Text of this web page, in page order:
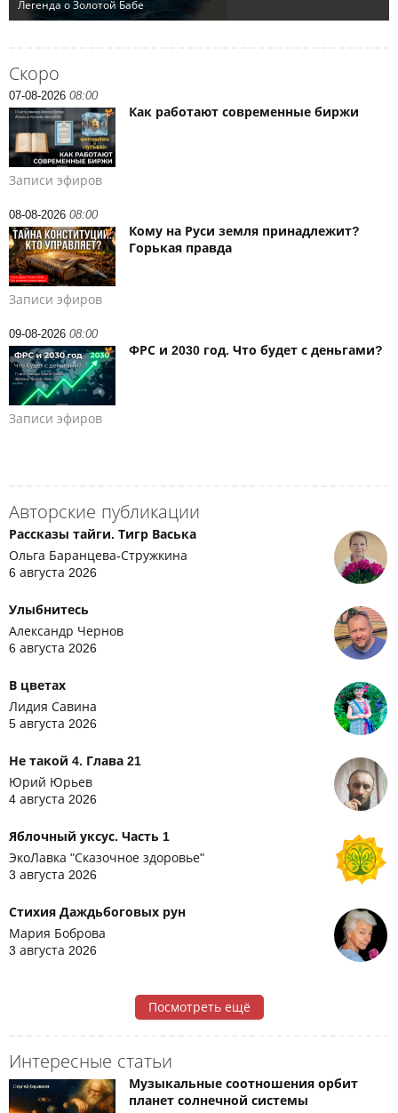
Скоро
07-08-2026 08:00
Как работают современные биржи
Записи эфиров
08-08-2026 08:00
Кому на Руси земля принадлежит?
Горькая правда
Записи эфиров
09-08-2026 08:00
ФРС и 2030 год. Что будет с деньгами?
Записи эфиров
Авторские публикации
Рассказы тайги. Тигр Васька
Ольга Баранцева-Стружкина
6 августа 2026
Улыбнитесь
Александр Чернов
6 августа 2026
В цветах
Лидия Савина
5 августа 2026
Не такой 4. Глава 21
Юрий Юрьев
4 августа 2026
Яблочный уксус. Часть 1
ЭкоЛавка "Сказочное здоровье"
3 августа 2026
Стихия Даждьбоговых рун
Мария Боброва
3 августа 2026
Посмотреть ещё
Интересные статьи
Музыкальные соотношения орбит
планет солнечной системы